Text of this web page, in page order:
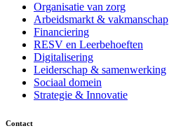
Organisatie van zorg
Arbeidsmarkt & vakmanschap
Financiering
RESV en Leerbehoeften
Digitalisering
Leiderschap & samenwerking
Sociaal domein
Strategie & Innovatie
Contact